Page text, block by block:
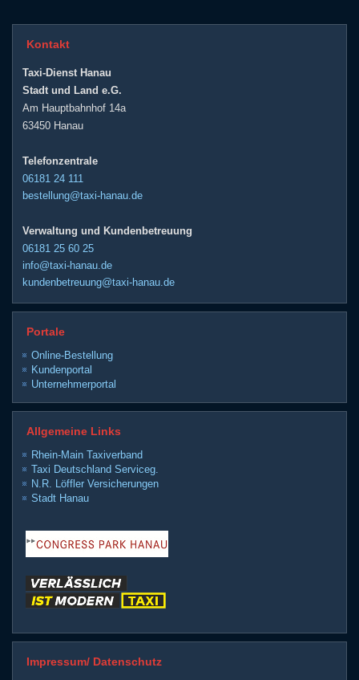
Kontakt
Taxi-Dienst Hanau
Stadt und Land e.G.
Am Hauptbahnhof 14a
63450 Hanau
Telefonzentrale
06181 24 111
bestellung@taxi-hanau.de
Verwaltung und Kundenbetreuung
06181 25 60 25
info@taxi-hanau.de
kundenbetreuung@taxi-hanau.de
Portale
Online-Bestellung
Kundenportal
Unternehmerportal
Allgemeine Links
Rhein-Main Taxiverband
Taxi Deutschland Serviceg.
N.R. Löffler Versicherungen
Stadt Hanau
Impressum/ Datenschutz